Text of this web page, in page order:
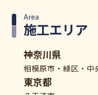
施工エリア
Area
神奈川県
相模原市・緑区・中
東京都